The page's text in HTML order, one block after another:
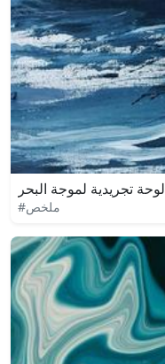
لوحة تجريدية لموجة البحر
#ملخص